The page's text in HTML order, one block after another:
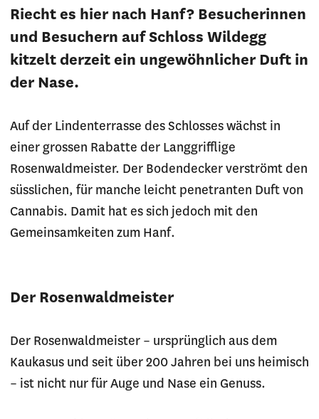
Riecht es hier nach Hanf? Besucherinnen
und Besuchern auf Schloss Wildegg
kitzelt derzeit ein ungewöhnlicher Duft in
der Nase.
Auf der Lindenterrasse des Schlosses wächst in
einer grossen Rabatte der Langgrifflige
Rosenwaldmeister. Der Bodendecker verströmt den
süsslichen, für manche leicht penetranten Duft von
Cannabis. Damit hat es sich jedoch mit den
Gemeinsamkeiten zum Hanf.
Der Rosenwaldmeister
Der Rosenwaldmeister – ursprünglich aus dem
Kaukasus und seit über 200 Jahren bei uns heimisch
– ist nicht nur für Auge und Nase ein Genuss.